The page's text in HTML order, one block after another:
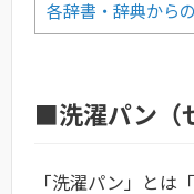
各辞書・辞典から
■洗濯パン（
「洗濯パン」とは